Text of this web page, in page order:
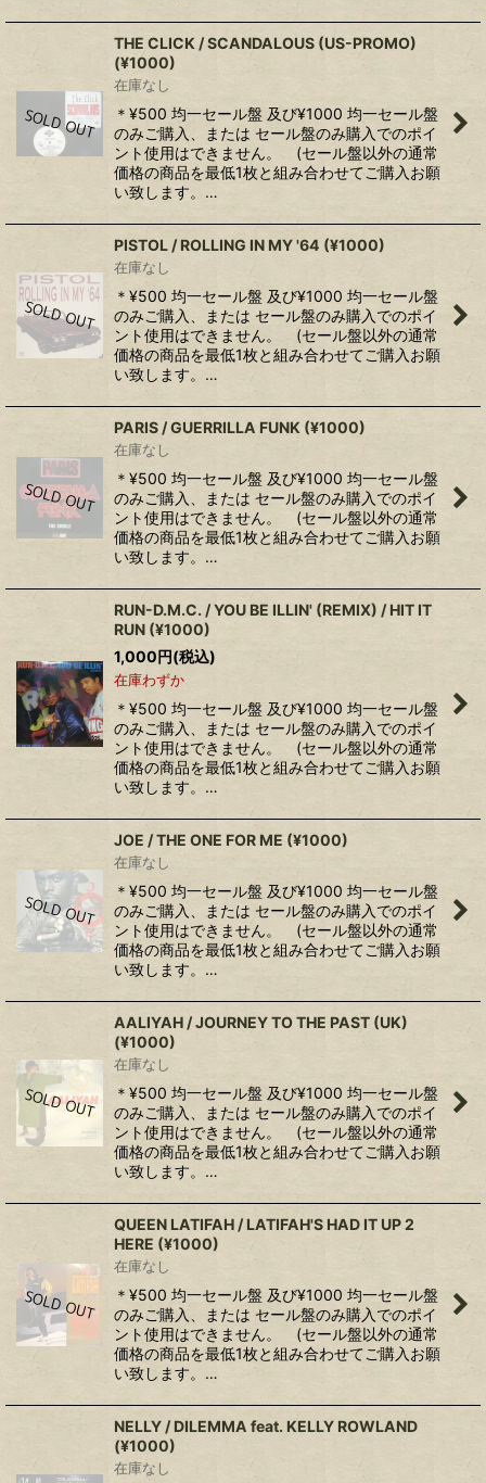
THE CLICK / SCANDALOUS (US-PROMO)
(¥1000)
在庫なし
＊¥500 均一セール盤 及び¥1000 均一セール盤
のみご購入、または セール盤のみ購入でのポイ
ント使用はできません。 (セール盤以外の通常
価格の商品を最低1枚と組み合わせてご購入お願
い致します。…
PISTOL / ROLLING IN MY '64 (¥1000)
在庫なし
＊¥500 均一セール盤 及び¥1000 均一セール盤
のみご購入、または セール盤のみ購入でのポイ
ント使用はできません。 (セール盤以外の通常
価格の商品を最低1枚と組み合わせてご購入お願
い致します。…
PARIS / GUERRILLA FUNK (¥1000)
在庫なし
＊¥500 均一セール盤 及び¥1000 均一セール盤
のみご購入、または セール盤のみ購入でのポイ
ント使用はできません。 (セール盤以外の通常
価格の商品を最低1枚と組み合わせてご購入お願
い致します。…
RUN-D.M.C. / YOU BE ILLIN' (REMIX) / HIT IT
RUN (¥1000)
1,000円(税込)
在庫わずか
＊¥500 均一セール盤 及び¥1000 均一セール盤
のみご購入、または セール盤のみ購入でのポイ
ント使用はできません。 (セール盤以外の通常
価格の商品を最低1枚と組み合わせてご購入お願
い致します。…
JOE / THE ONE FOR ME (¥1000)
在庫なし
＊¥500 均一セール盤 及び¥1000 均一セール盤
のみご購入、または セール盤のみ購入でのポイ
ント使用はできません。 (セール盤以外の通常
価格の商品を最低1枚と組み合わせてご購入お願
い致します。…
AALIYAH / JOURNEY TO THE PAST (UK)
(¥1000)
在庫なし
＊¥500 均一セール盤 及び¥1000 均一セール盤
のみご購入、または セール盤のみ購入でのポイ
ント使用はできません。 (セール盤以外の通常
価格の商品を最低1枚と組み合わせてご購入お願
い致します。…
QUEEN LATIFAH / LATIFAH'S HAD IT UP 2
HERE (¥1000)
在庫なし
＊¥500 均一セール盤 及び¥1000 均一セール盤
のみご購入、または セール盤のみ購入でのポイ
ント使用はできません。 (セール盤以外の通常
価格の商品を最低1枚と組み合わせてご購入お願
い致します。…
NELLY / DILEMMA feat. KELLY ROWLAND
(¥1000)
在庫なし